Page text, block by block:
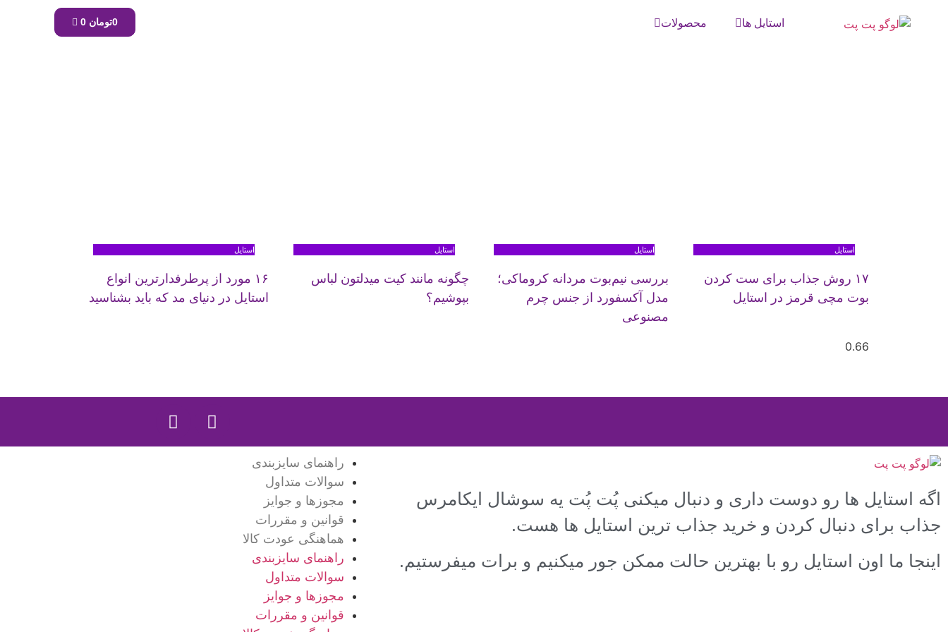
استایل ها محصولات 0تومان 0
استایل
۱۷ روش جذاب برای ست کردن
بوت مچی قرمز در استایل
استایل
بررسی نیم‌بوت مردانه کروماکی؛
مدل آکسفورد از جنس چرم
مصنوعی
استایل
چگونه مانند کیت میدلتون لباس
بپوشیم؟
استایل
۱۶ مورد از پرطرفدارترین انواع
استایل در دنیای مد که باید بشناسید
اگه استایل ها رو دوست داری و دنبال میکنی پُت پُت یه سوشال ایکامرس
جذاب برای دنبال کردن و خرید جذاب ترین استایل ها هست.
اینجا ما اون استایل رو با بهترین حالت ممکن جور میکنیم و برات میفرستیم.
راهنمای سایزبندی
سوالات متداول
مجوزها و جوایز
قوانین و مقررات
هماهنگی عودت کالا
راهنمای سایزبندی
سوالات متداول
مجوزها و جوایز
قوانین و مقررات